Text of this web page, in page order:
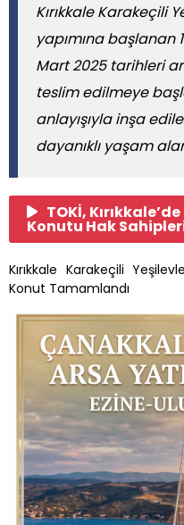
Kırıkkale Karakeçili
yapımına başlanan
Mart 2025 tarihleri
teslim edilmeye
anlayışıyla inşa
dayanıklı yaşam
TOKİ,
Konutu Hak
Kırıkkale Karakeçili
Konut Tamamlandı